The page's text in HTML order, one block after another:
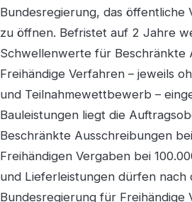
Bundesregierung, das
zu öffnen. Befristet auf 2 Jahre
Schwellenwerte für Beschränkte
Freihändige Verfahren – jeweils
und Teilnahmewettbewerb –
Bauleistungen liegt die
Beschränkte Ausschreibungen
Freihändigen Vergaben bei
und Lieferleistungen dürfen nach
Bundesregierung für Freihändige